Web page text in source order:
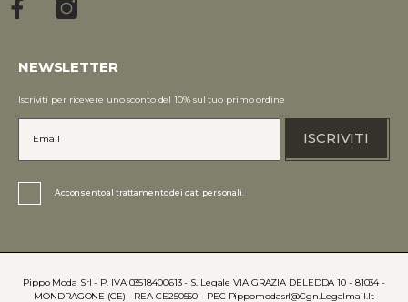
NEWSLETTER
Iscriviti per ricevere uno sconto del 10% sul tuo primo ordine
ISCRIVITI
Acconsento al trattamento dei dati personali.
Pippo Moda Srl - P. IVA 03518400613 - S. Legale VIA GRAZIA DELEDDA 10 - 81034 -
MONDRAGONE (CE) - REA CE250550 - PEC Pippomodasrl@cgn.legalmail.it